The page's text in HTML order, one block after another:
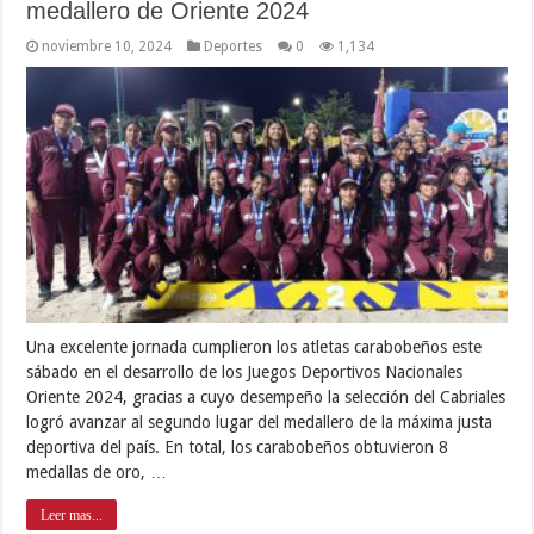
medallero de Oriente 2024
noviembre 10, 2024 Deportes 0 1,134
Una excelente jornada cumplieron los atletas carabobeños este
sábado en el desarrollo de los Juegos Deportivos Nacionales
Oriente 2024, gracias a cuyo desempeño la selección del Cabriales
logró avanzar al segundo lugar del medallero de la máxima justa
deportiva del país. En total, los carabobeños obtuvieron 8
medallas de oro, …
Leer mas...